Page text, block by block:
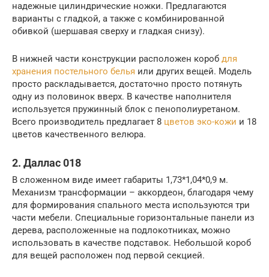
надежные цилиндрические ножки. Предлагаются
варианты с гладкой, а также с комбинированной
обивкой (шершавая сверху и гладкая снизу).
В нижней части конструкции расположен короб для
хранения постельного белья или других вещей. Модель
просто раскладывается, достаточно просто потянуть
одну из половинок вверх. В качестве наполнителя
используется пружинный блок с пенополиуретаном.
Всего производитель предлагает 8 цветов эко-кожи и 18
цветов качественного велюра.
2. Даллас 018
В сложенном виде имеет габариты 1,73*1,04*0,9 м.
Механизм трансформации – аккордеон, благодаря чему
для формирования спального места используются три
части мебели. Специальные горизонтальные панели из
дерева, расположенные на подлокотниках, можно
использовать в качестве подставок. Небольшой короб
для вещей расположен под первой секцией.